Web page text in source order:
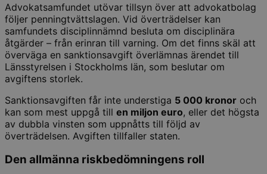
Advokatsamfundet utövar tillsyn över att advokatbolag
följer penningtvättslagen. Vid överträdelser kan
samfundets disciplinnämnd besluta om disciplinära
åtgärder – från erinran till varning. Om det finns skäl att
överväga en sanktionsavgift överlämnas ärendet till
Länsstyrelsen i Stockholms län, som beslutar om
avgiftens storlek.
Sanktionsavgiften får inte understiga 5 000 kronor och
kan som mest uppgå till en miljon euro, eller det högsta
av dubbla vinsten som uppnåtts till följd av
överträdelsen. Avgiften tillfaller staten.
Den allmänna riskbedömningens roll